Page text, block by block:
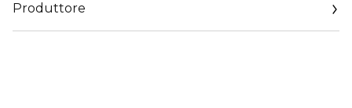
dall'aspetto naturale. Indipendentemente se usato da solo
Produttore